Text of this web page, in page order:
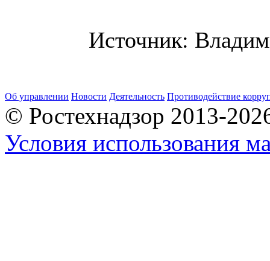
Источник:
Об управлении Новости Деятельность Противодействие
© Ростехнадзор 2013-
Условия использования